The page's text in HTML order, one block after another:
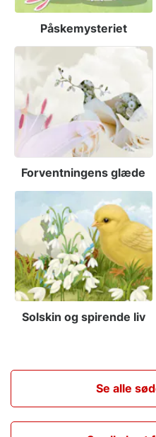
Påskemysteriet
Forventningens glæde
Solskin og spirende liv
Se alle